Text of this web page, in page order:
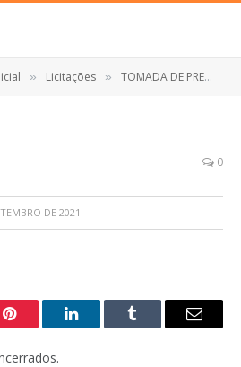
» Licitações » TOMADA DE PREÇO Nº 004/2019 (Contratação de empresas especializadas para execução dos serviços de engenharia para construção nas escolas no município de Anapurus)
0
DE 2021
Pinterest LinkedInTumblr
E-